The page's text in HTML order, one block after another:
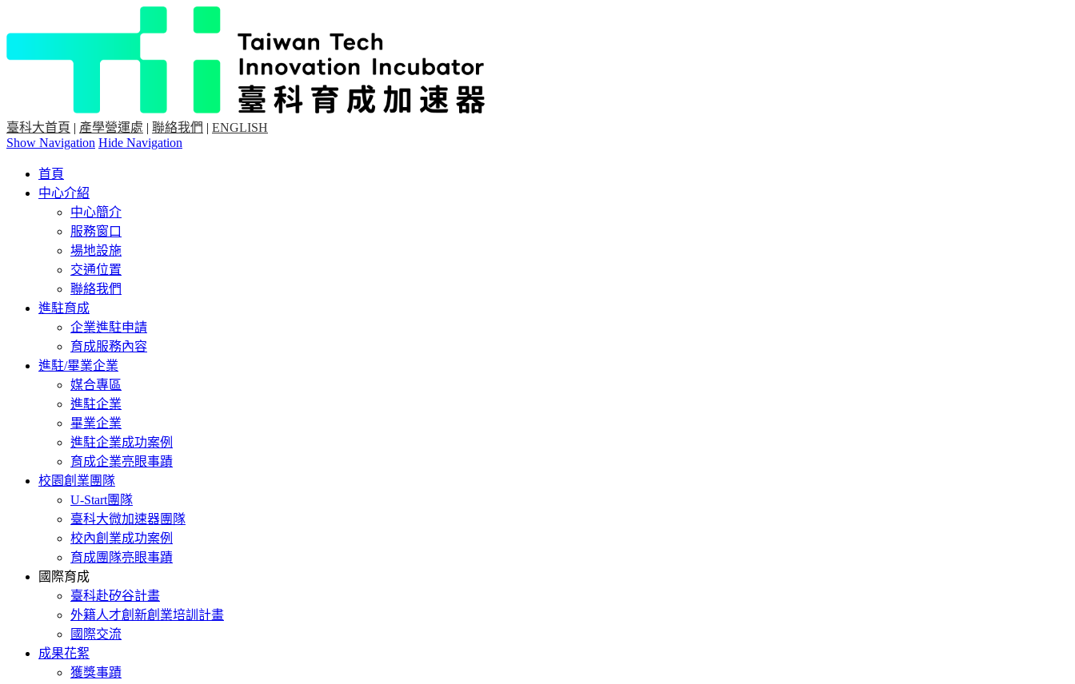
臺科大首頁 | 產學營運處 | 聯絡我們 | ENGLISH
Show Navigation Hide Navigation
首頁
中心介紹
中心簡介
服務窗口
場地設施
交通位置
聯絡我們
進駐育成
企業進駐申請
育成服務內容
進駐/畢業企業
媒合專區
進駐企業
畢業企業
進駐企業成功案例
育成企業亮眼事蹟
校園創業團隊
U-Start團隊
臺科大微加速器團隊
校內創業成功案例
育成團隊亮眼事蹟
國際育成
臺科赴矽谷計畫
外籍人才創新創業培訓計畫
國際交流
成果花絮
獲獎事蹟